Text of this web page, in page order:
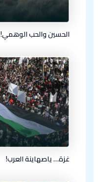
الحسين والحب الوهمي!
غزة… ياصهاينة العرب!